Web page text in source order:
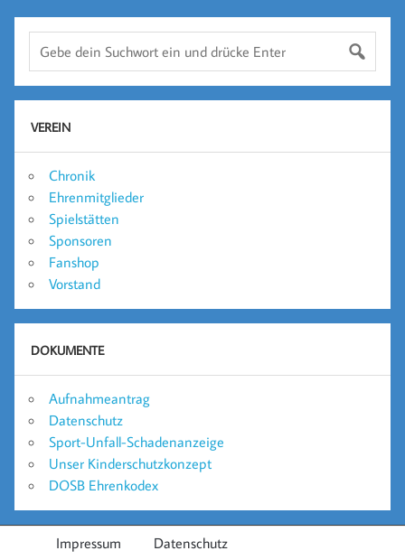
VEREIN
Chronik
Ehrenmitglieder
Spielstätten
Sponsoren
Fanshop
Vorstand
DOKUMENTE
Aufnahmeantrag
Datenschutz
Sport-Unfall-Schadenanzeige
Unser Kinderschutzkonzept
DOSB Ehrenkodex
Impressum Datenschutz